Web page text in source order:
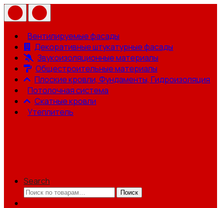
Вентилируемые фасады
Декоративные штукатурные фасады
Звукоизоляционные материалы
Общестроительные материалы
Плоские кровли, Фундаменты, Гидроизоляция
Потолочная система
Скатные кровли
Утеплитель
Search
Искать:
Поиск